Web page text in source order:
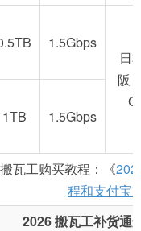
1.5Gbps
日
阪
1TB 1.5Gbps
搬瓦工购买教程：《
程和支付宝
2026 搬瓦工补货通